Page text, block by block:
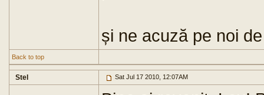
și ne acuză pe noi
Back to top
Stel Sat Jul 17 2010, 12:07AM